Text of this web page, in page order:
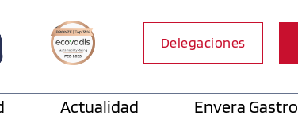
Delegaciones
Actualidad
Envera Gastro